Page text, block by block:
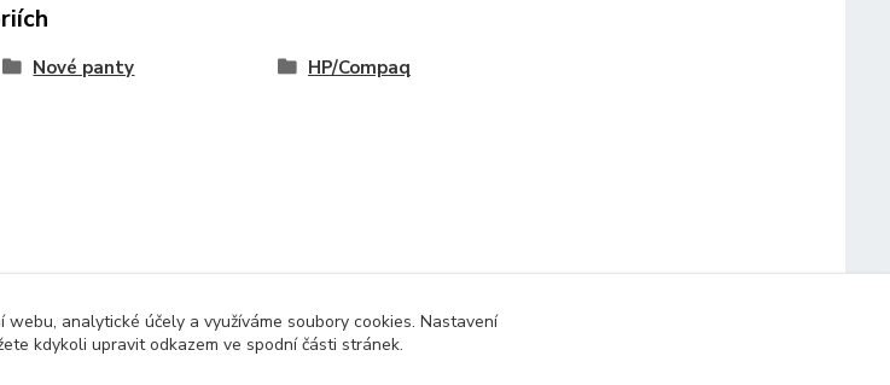
Nové panty HP/Compaq
analytické účely a využíváme soubory cookies. Nastavení
kdykoli upravit odkazem ve spodní části stránek.